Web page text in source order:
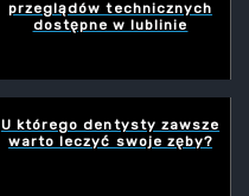
przeglądów technicznych
dostępne w lublinie
U którego dentysty zawsze
warto leczyć swoje zęby?